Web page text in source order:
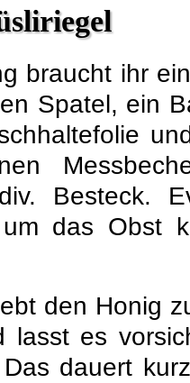
braucht ihr
Spatel, ein
Besteck.
das Obst
den Honig
lasst es
dauert